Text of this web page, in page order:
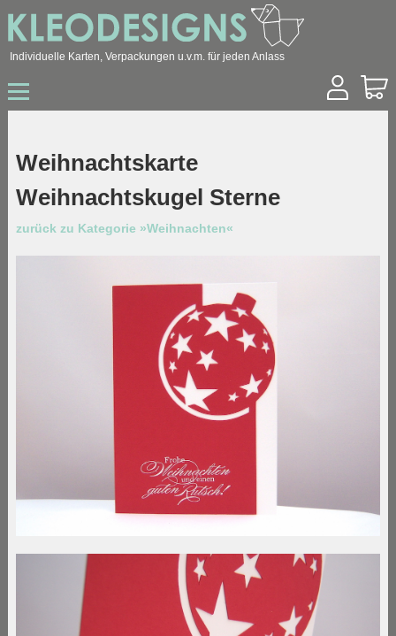
Individuelle Karten, Verpackungen u.v.m. für jeden Anlass
Hochzeit
Geburtstag
Geburt / Taufe
Konfirmation / Kommunion
Weihnachtskarte
Weihnachtskugel Sterne
zurück zu Kategorie »Weihnachten«